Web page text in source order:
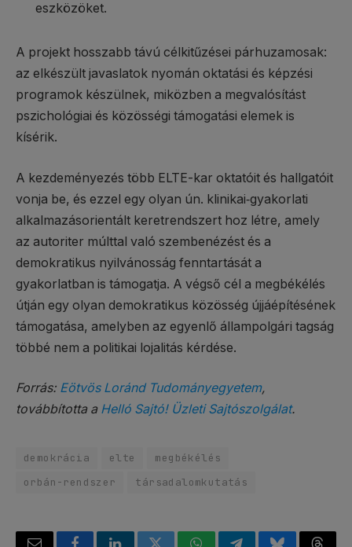
eszközöket.
A projekt hosszabb távú célkitűzései párhuzamosak:
az elkészült javaslatok nyomán oktatási és képzési
programok készülnek, miközben a megvalósítást
pszichológiai és közösségi támogatási elemek is
kísérik.
A kezdeményezés több ELTE-kar oktatóit és hallgatóit
vonja be, és ezzel egy olyan ún. klinikai‑gyakorlati
alkalmazásorientált keretrendszert hoz létre, amely
az autoriter múlttal való szembenézést és a
demokratikus nyilvánosság fenntartását a
gyakorlatban is támogatja. A végső cél a megbékélés
útján egy olyan demokratikus közösség újjáépítésének
támogatása, amelyben az egyenlő állampolgári tagság
többé nem a politikai lojalitás kérdése.
Forrás: Eötvös Loránd Tudományegyetem,
továbbította a Helló Sajtó! Üzleti Sajtószolgálat.
demokrácia elte
megbékélés
orbán-rendszer
társadalomkutatás